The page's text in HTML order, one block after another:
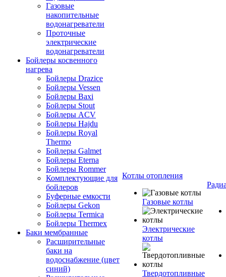
Газовые
накопительные
водонагреватели
Проточные
электрические
водонагреватели
Бойлеры косвенного
нагрева
Бойлеры Drazice
Бойлеры Vessen
Бойлеры Baxi
Бойлеры Stout
Бойлеры ACV
Бойлеры Hajdu
Бойлеры Royal
Thermo
Бойлеры Galmet
Бойлеры Eterna
Бойлеры Rommer
Комплектующие для
бойлеров
Буферные емкости
Бойлеры Gekon
Бойлеры Termica
Бойлеры Thermex
Баки мембранные
Расширительные
баки на
водоснабжение (цвет
синий)
Котлы отопления
Газовые котлы
Электрические
котлы
Твердотопливные